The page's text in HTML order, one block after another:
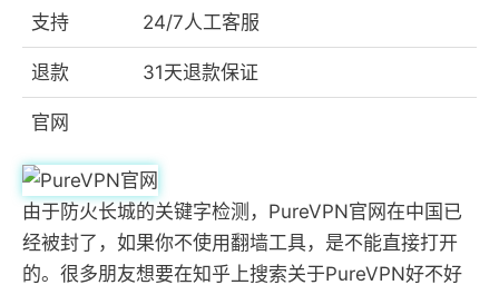
支持 24/7人工客服
退款 31天退款保证
官网
由于防火长城的关键字检测，PureVPN官网在中国已
经被封了，如果你不使用翻墙工具，是不能直接打开
的。很多朋友想要在知乎上搜索关于PureVPN好不好